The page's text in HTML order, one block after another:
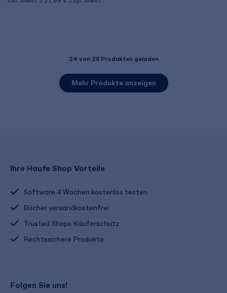
24 von 28 Produkten geladen
Mehr Produkte anzeigen
Ihre Haufe Shop Vorteile
Software 4 Wochen kostenlos testen
Bücher versandkostenfrei
Trusted Shops Käuferschutz
Rechtssichere Produkte
Folgen Sie uns!